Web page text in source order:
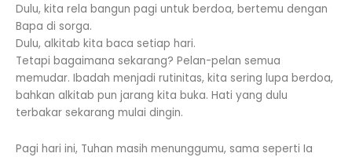
Dulu, kita rela bangun pagi untuk berdoa, bertemu dengan
Bapa di sorga.
Dulu, alkitab kita baca setiap hari.
Tetapi bagaimana sekarang? Pelan-pelan semua
memudar. Ibadah menjadi rutinitas, kita sering lupa berdoa,
bahkan alkitab pun jarang kita buka. Hati yang dulu
terbakar sekarang mulai dingin.
Pagi hari ini, Tuhan masih menunggumu, sama seperti Ia